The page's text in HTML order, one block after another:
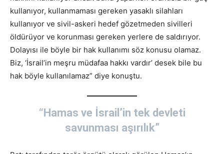
kullanıyor, kullanmaması gereken yasaklı silahları
kullanıyor ve sivil-askeri hedef gözetmeden sivilleri
öldürüyor ve korunması gereken yerlere de saldırıyor.
Dolayısı ile böyle bir hak kullanımı söz konusu olamaz.
Biz, ‘İsrail’in meşru müdafaa hakkı vardır’ desek bile bu
hak böyle kullanılamaz” diye konuştu.
“Hamas ve İsrail’in tek devleti
savunması aşırılık”